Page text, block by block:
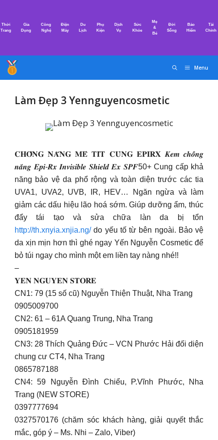
nội
Thời
Trang
Gia
Dụng
Công
Nghệ
Điện
Máy
Du
Lịch
Phụ
Kiện
Dịch
Vụ
Sức
Khỏe
Mẹ
&
Bé
Đời
Sống
Bảo
Hiểm
Tài
Chính
Menu
Làm Đẹp 3 Yennguyencosmetic
𝐂𝐇𝐎̂́𝐍𝐆 𝐍𝐀̆́𝐍𝐆 𝐌𝐄̂ 𝐓𝐈́𝐓 𝐂𝐔̀𝐍𝐆 𝐄𝐏𝐈𝐑𝐗 𝑲𝒆𝒎 𝒄𝒉𝒐̂́𝒏𝒈
𝒏𝒂̆́𝒏𝒈 𝑬𝒑𝒊-𝑹𝒙 𝑰𝒏𝒗𝒊𝒔𝒊𝒃𝒍𝒆 𝑺𝒉𝒊𝒆𝒍𝒅 𝑬𝒙 𝑺𝑷𝑭50+ Cung cấp khả
năng bảo vệ da phổ rộng và toàn diện trước các tia
UVA1, UVA2, UVB, IR, HEV… Ngăn ngừa và làm
giảm các dấu hiệu lão hoá sớm. Giúp dưỡng ẩm, thúc
đẩy tái tạo và sửa chữa làn da bị tổn
http://th.xnyia.xnjia.ng/do yếu tố từ bên ngoài. Bảo vệ
da xịn mịn hơn thì ghé ngay Yến Nguyễn Cosmetic để
bỏ túi ngay cho mình một em liền tay nàng nhé!!
–
𝐘𝐄𝐍 𝐍𝐆𝐔𝐘𝐄𝐍 𝐒𝐓𝐎𝐑𝐄
CN1: 79 (15 số cũ) Nguyễn Thiện Thuật, Nha Trang
0905009700
CN2: 61 – 61A Quang Trung, Nha Trang
0905181959
CN3: 28 Thích Quảng Đức – VCN Phước Hải đối diện
chung cư CT4, Nha Trang
0865787188
CN4: 59 Nguyễn Đình Chiểu, P.Vĩnh Phước, Nha
Trang (NEW STORE)
0397777694
0327570176 (chăm sóc khách hàng, giải quyết thắc
mắc, góp ý – Ms. Nhi – Zalo, Viber)